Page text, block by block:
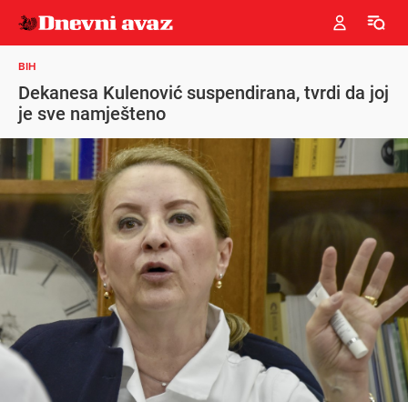
BIH
Dekanesa Kulenović suspendirana, tvrdi da joj
je sve namješteno